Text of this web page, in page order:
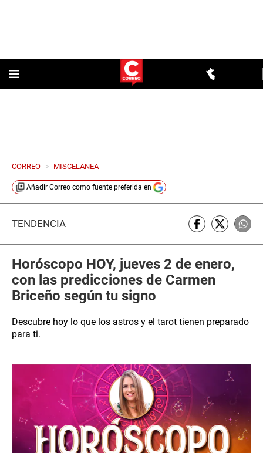
CORREO > MISCELANEA
Añadir Correo como fuente preferida en
TENDENCIA
Horóscopo HOY, jueves 2 de enero,
con las predicciones de Carmen
Briceño según tu signo
Descubre hoy lo que los astros y el tarot tienen preparado
para ti.